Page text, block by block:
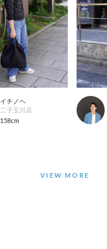
イチノヘ
二子玉川店
158cm
VIEW MORE